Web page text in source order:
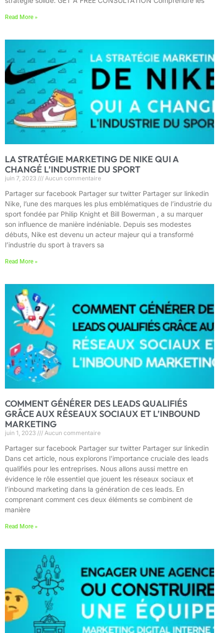
Read More »
LA STRATÉGIE MARKETING DE NIKE QUI A
CHANGÉ L’INDUSTRIE DU SPORT
juin 7, 2023 Aucun commentaire
Partager sur facebook Partager sur twitter Partager sur linkedin
Nike, l’une des marques les plus emblématiques de l’industrie du
sport fondée par Philip Knight et Bill Bowerman , a su marquer
son influence de manière indéniable. Depuis ses modestes
débuts, Nike est devenu un acteur majeur qui a transformé
l’industrie du sport à travers sa
Read More »
COMMENT GÉNÉRER DES LEADS QUALIFIÉS
GRÂCE AUX RÉSEAUX SOCIAUX ET L’INBOUND
MARKETING
juin 1, 2023 Aucun commentaire
Partager sur facebook Partager sur twitter Partager sur linkedin
Dans cet article, nous explorons l’importance cruciale des leads
qualifiés pour les entreprises. Nous allons aussi mettre en
évidence le rôle essentiel que jouent les réseaux sociaux et
l’inbound marketing dans la génération de ces leads. En
comprenant comment ces deux éléments se combinent de
manière
Read More »